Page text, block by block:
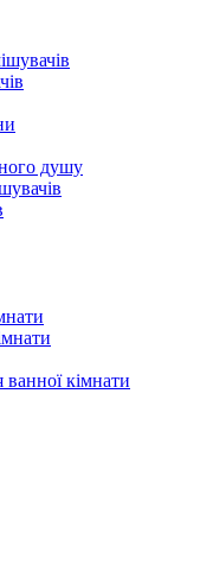
душу
ванної кімнати